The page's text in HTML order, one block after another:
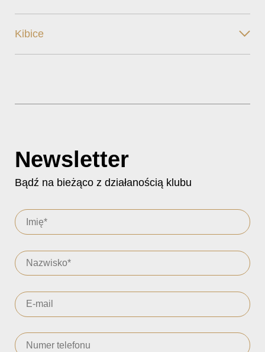
Kibice
Newsletter
Bądź na bieżąco z działanością klubu